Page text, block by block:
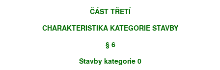
ČÁST TŘETÍ
CHARAKTERISTIKA KATEGORIE STAVBY
§ 6
Stavby kategorie 0